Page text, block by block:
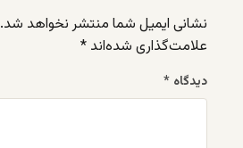
نشانی ایمیل شما منتشر نخواهد شد.
علامت‌گذاری شده‌اند *
دیدگاه *